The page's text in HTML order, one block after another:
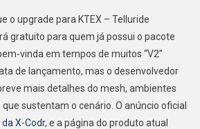
o upgrade para KTEX – Telluride
gratuito para quem já possui o pacote
vinda em tempos de muitos “V2”
de lançamento, mas o desenvolvedor
mais detalhes do mesh, ambientes
sustentam o cenário. O anúncio oficial
da X-Codr, e a página do produto atual